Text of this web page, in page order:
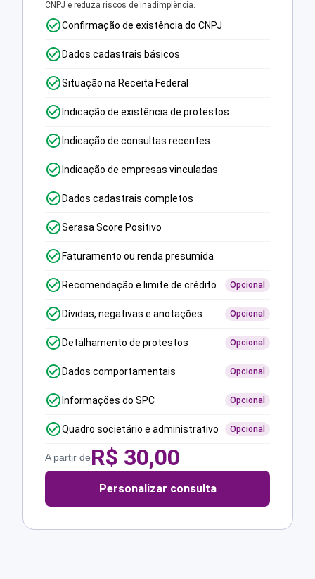
CNPJ e reduza riscos de inadimplência.
Confirmação de existência do CNPJ
Dados cadastrais básicos
Situação na Receita Federal
Indicação de existência de protestos
Indicação de consultas recentes
Indicação de empresas vinculadas
Dados cadastrais completos
Serasa Score Positivo
Faturamento ou renda presumida
Recomendação e limite de crédito Opcional
Dívidas, negativas e anotações Opcional
Detalhamento de protestos Opcional
Dados comportamentais Opcional
Informações do SPC Opcional
Quadro societário e administrativo Opcional
A partir deR$ 30,00
Personalizar consulta